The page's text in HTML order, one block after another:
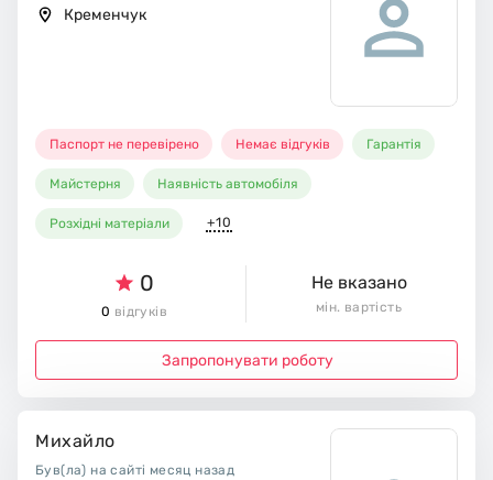
Кременчук
Паспорт не перевірено Немає відгуків Гарантія
Майстерня Наявність автомобіля
Розхідні матеріали +10
0
0 відгуків
Не вказано
мін. вартість
Запропонувати роботу
Михайло
Був(ла) на сайті месяц назад